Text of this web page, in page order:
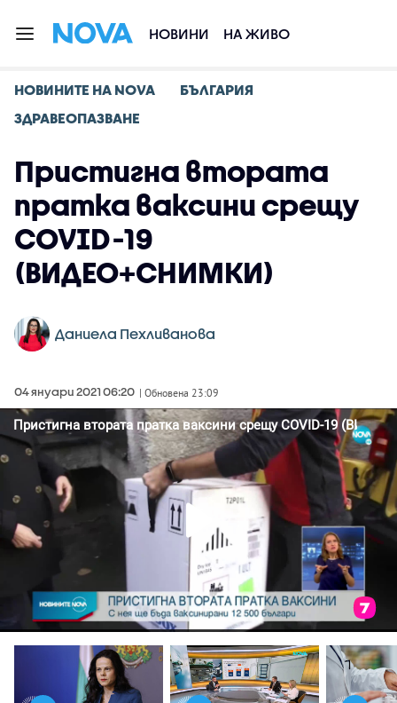
НОВИНИ НА ЖИВО
НОВИНИТЕ НА NOVA
БЪЛГАРИЯ
ЗДРАВЕОПАЗВАНЕ
Пристигна втората
пратка ваксини срещу
COVID-19
(ВИДЕО+СНИМКИ)
Даниела Пехливанова
04 януари 2021 06:20 | Обновена 23:09